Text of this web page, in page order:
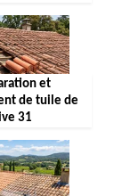
et
de tuile de
31